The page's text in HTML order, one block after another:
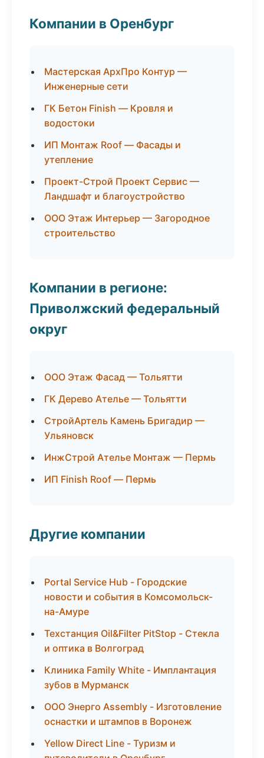
Компании в Оренбург
Мастерская АрхПро Контур —
Инженерные сети
ГК Бетон Finish — Кровля и
водостоки
ИП Монтаж Roof — Фасады и
утепление
Проект-Строй Проект Сервис —
Ландшафт и благоустройство
ООО Этаж Интерьер — Загородное
строительство
Компании в регионе:
Приволжский федеральный
округ
ООО Этаж Фасад — Тольятти
ГК Дерево Ателье — Тольятти
СтройАртель Камень Бригадир —
Ульяновск
ИнжСтрой Ателье Монтаж — Пермь
ИП Finish Roof — Пермь
Другие компании
Portal Service Hub - Городские
новости и события в Комсомольск-
на-Амуре
Техстанция Oil&Filter PitStop - Стекла
и оптика в Волгоград
Клиника Family White - Имплантация
зубов в Мурманск
ООО Энерго Assembly - Изготовление
оснастки и штампов в Воронеж
Yellow Direct Line - Туризм и